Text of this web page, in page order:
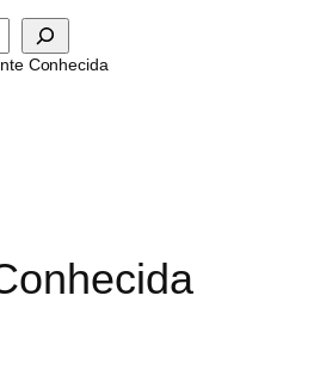
Conhecida